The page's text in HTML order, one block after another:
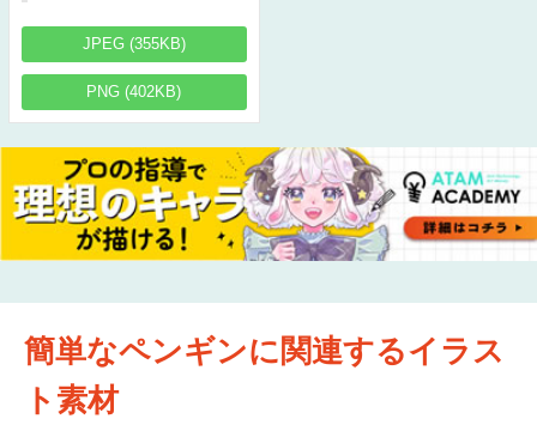
JPEG (355KB)
PNG (402KB)
簡単なペンギンに関連するイラス
ト素材